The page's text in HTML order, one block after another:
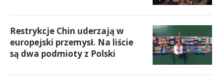
Restrykcje Chin uderzają w
europejski przemysł. Na liście
są dwa podmioty z Polski